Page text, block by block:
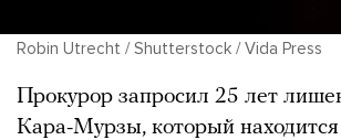
Robin Utrecht / Shutterstock / Vida Press
Прокурор запросил 25 лет
Кара-Мурзы, который